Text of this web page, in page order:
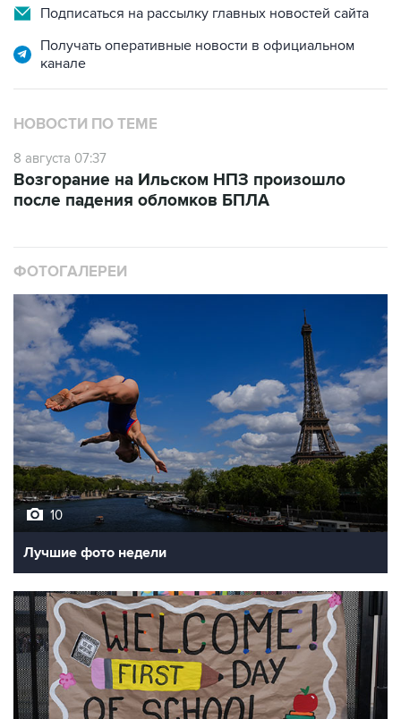
Подписаться на рассылку главных новостей сайта
Получать оперативные новости в официальном
канале
НОВОСТИ ПО ТЕМЕ
8 августа 07:37
Возгорание на Ильском НПЗ произошло
после падения обломков БПЛА
ФОТОГАЛЕРЕИ
10
Лучшие фото недели